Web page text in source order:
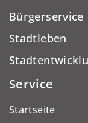
Bürgerservice
Stadtleben
Service
Startseite